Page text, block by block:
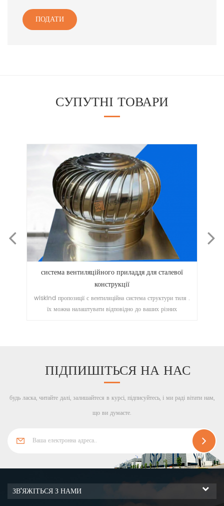
ПОДАТИ
СУПУТНІ ТОВАРИ
тиля .
оцинкована серія для настилу закритого типу
то композитні профнастили це продукт, який розробляється
ПІДПИШІТЬСЯ НА НАС
будь ласка, читайте далі, залишайтеся в курсі, підписуйтесь, і ми раді вітати нам,
що ви думаєте.
ЗВ'ЯЖІТЬСЯ З НАМИ